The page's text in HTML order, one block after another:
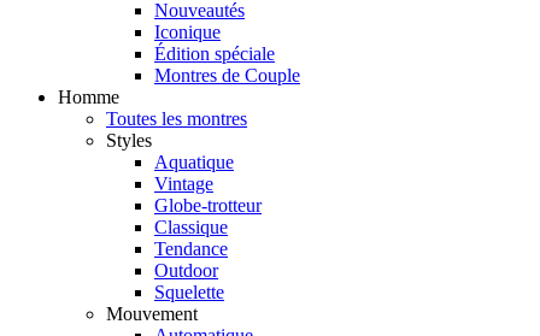
Nouveautés
Iconique
Édition spéciale
Montres de Couple
Homme
Toutes les montres
Styles
Aquatique
Vintage
Globe-trotteur
Classique
Tendance
Outdoor
Squelette
Mouvement